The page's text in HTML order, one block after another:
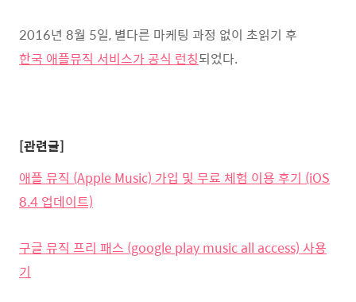
2016년 8월 5일, 별다른 마케팅 과정 없이 초읽기 후
한국 애플뮤직 서비스가 공식 런칭되었다.
[관련글]
애플 뮤직 (Apple Music) 가입 및 무료 체험 이용 후기 (iOS
8.4 업데이트)
구글 뮤직 프리 패스 (google play music all access) 사용
기